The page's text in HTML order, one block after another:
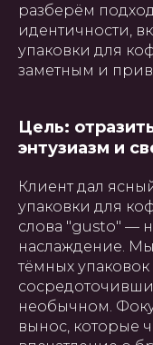
разберём
идентичности,
упаковки для
заметным и
Цель:
энтузиазм и
Клиент дал
упаковки для
слова "gusto" —
наслаждение. Мы
тёмных
необычном.
вынос, которые